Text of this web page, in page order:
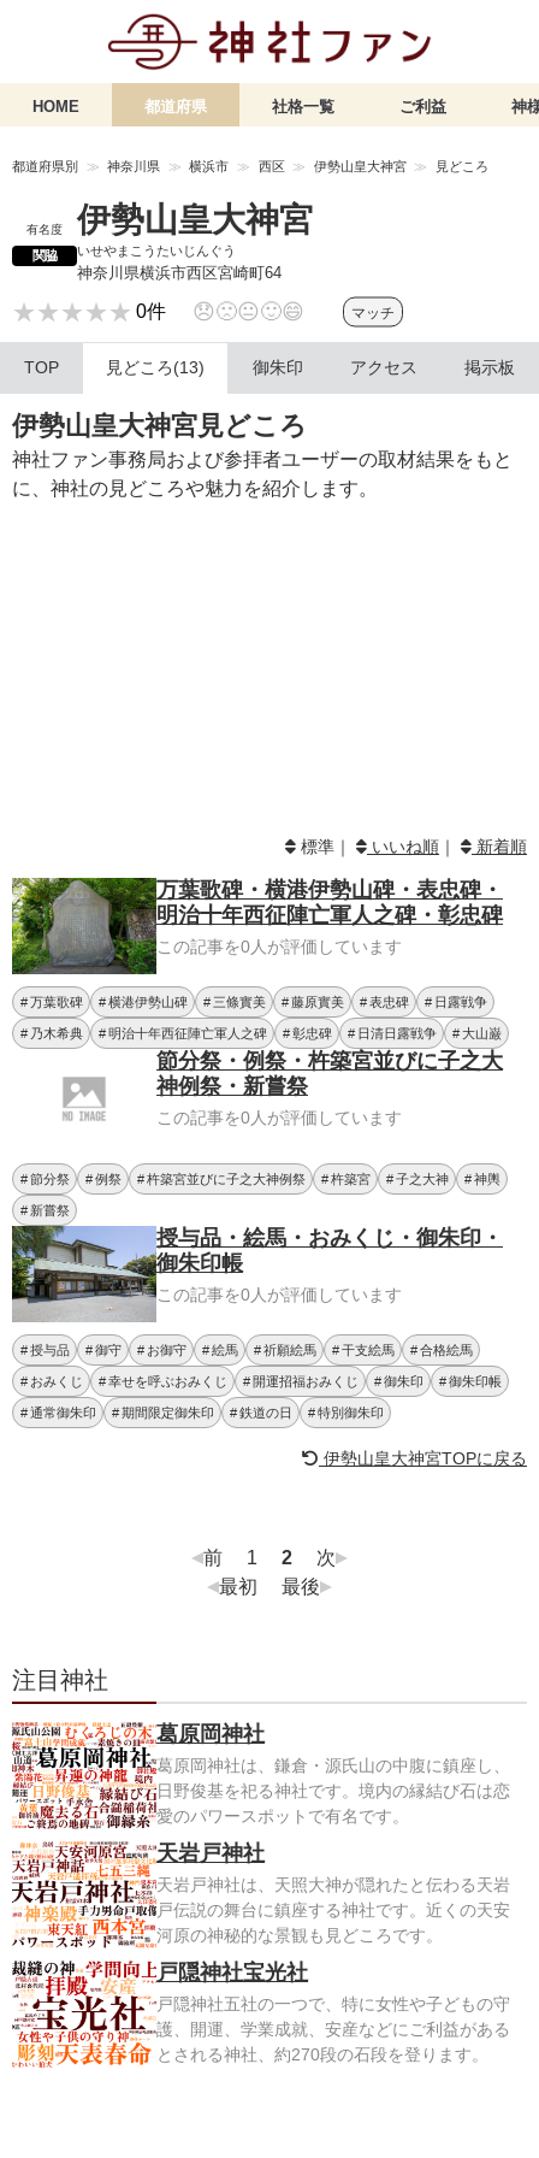
HOME 都道府県 社格一覧 ご利益 神
都道府県別 神奈川県 横浜市 西区 伊勢山皇大神宮 見どころ
有名度
関脇
伊勢山皇大神宮
いせやまこうたいじんぐう
神奈川県横浜市西区宮崎町64
★★★★★
★★★★★ 0件 😞🙁😐🙂😄 マッチ
TOP 見どころ(13) 御朱印 アクセス 掲示板
伊勢山皇大神宮見どころ
神社ファン事務局および参拝者ユーザーの取材結果をもと
に、神社の見どころや魅力を紹介します。
標準｜ いいね順 ｜ 新着順
万葉歌碑・横港伊勢山碑・表忠碑・
明治十年西征陣亡軍人之碑・彰忠碑
この記事を0人が評価しています
万葉歌碑 横港伊勢山碑 三條實美 藤原實美 表忠碑 日露戦争
乃木希典 明治十年西征陣亡軍人之碑 彰忠碑 日清日露戦争 大山巌
節分祭・例祭・杵築宮並びに子之大
神例祭・新嘗祭
この記事を0人が評価しています
節分祭 例祭 杵築宮並びに子之大神例祭 杵築宮 子之大神 神輿
新嘗祭
授与品・絵馬・おみくじ・御朱印・
御朱印帳
この記事を0人が評価しています
授与品 御守 お御守 絵馬 祈願絵馬 干支絵馬 合格絵馬
おみくじ 幸せを呼ぶおみくじ 開運招福おみくじ 御朱印 御朱印帳
通常御朱印 期間限定御朱印 鉄道の日 特別御朱印
伊勢山皇大神宮TOPに戻る
前 1 2
次
最初
最後
注目神社
葛原岡神社
葛原岡神社は、鎌倉・源氏山の中腹に鎮座し、
日野俊基を祀る神社です。境内の縁結び石は恋
愛のパワースポットで有名です。
天岩戸神社
天岩戸神社は、天照大神が隠れたと伝わる天岩
戸伝説の舞台に鎮座する神社です。近くの天安
河原の神秘的な景観も見どころです。
戸隠神社宝光社
戸隠神社五社の一つで、特に女性や子どもの守
護、開運、学業成就、安産などにご利益がある
とされる神社、約270段の石段を登ります。